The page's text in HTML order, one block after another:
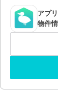
アプ
物件